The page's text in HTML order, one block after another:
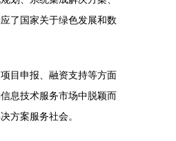
了国家关于绿色发展和数
目申报、融资支持等方面
息技术服务市场中脱颖而
方案服务社会。